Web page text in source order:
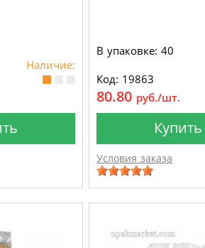
Наличие:
В упаковке: 40
Код: 19863
80.80 руб./шт.
Купить
Условия заказа